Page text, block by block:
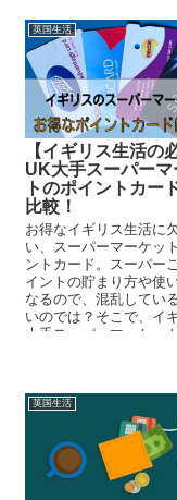
英国生活
【イギリス生活の
UK大手スーパーマ
トのポイントカー
比較！
お得なイギリス生活に
い、スーパーマーケッ
ントカード。スーパー
イントの貯まり方や使
なるので、混乱してい
いのでは？そこで、イ
大手スーパーマーケッ
英国生活